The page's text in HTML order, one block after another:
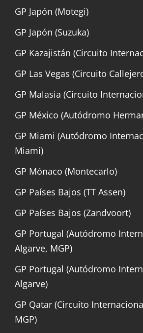
GP Japón (Motegi)
GP Japón (Suzuka)
GP Kazajistán (Circuito
GP Las Vegas (Circuito
GP Malasia (Circuito
GP México (Autódromo
GP Miami (Autódromo
Miami)
GP Mónaco (Montecarlo)
GP Países Bajos (TT Assen)
GP Países Bajos (Zandvoort)
GP Portugal (Autódromo
Algarve, MGP)
GP Portugal (Autódromo
Algarve)
GP Qatar (Circuito
MGP)